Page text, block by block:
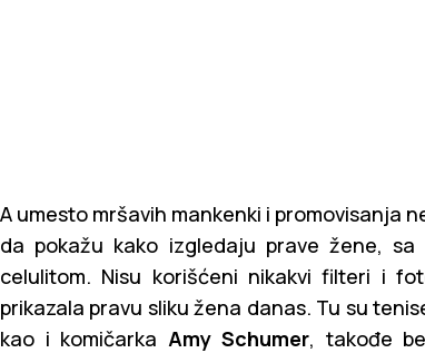
A umesto mršavih mankenki i promovisanja
da pokažu kako izgledaju prave žene,
celulitom. Nisu korišćeni nikakvi filteri i
prikazala pravu sliku žena danas. Tu su
kao i komičarka Amy Schumer, takođe